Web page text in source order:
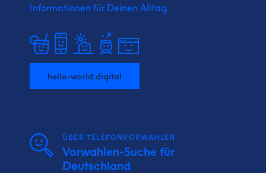
Informationen für Deinen Alltag.
hello-world.digital
ÜBER TELEFONVORWAHLEN
Vorwahlen-Suche für
Deutschland